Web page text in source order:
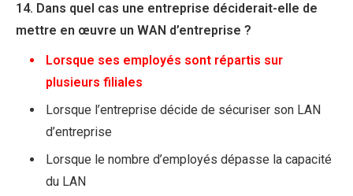
14. Dans quel cas une entreprise déciderait-elle de
mettre en œuvre un WAN d’entreprise ?
Lorsque ses employés sont répartis sur
plusieurs filiales
Lorsque l’entreprise décide de sécuriser son LAN
d’entreprise
Lorsque le nombre d’employés dépasse la capacité
du LAN